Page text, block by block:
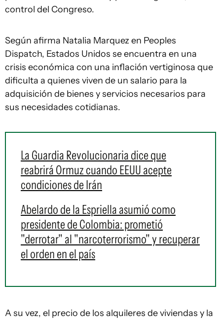
control del Congreso.
Según afirma Natalia Marquez en Peoples
Dispatch, Estados Unidos se encuentra en una
crisis económica con una inflación vertiginosa que
dificulta a quienes viven de un salario para la
adquisición de bienes y servicios necesarios para
sus necesidades cotidianas.
La Guardia Revolucionaria dice que
reabrirá Ormuz cuando EEUU acepte
condiciones de Irán
Abelardo de la Espriella asumió como
presidente de Colombia: prometió
"derrotar" al "narcoterrorismo" y recuperar
el orden en el país
A su vez, el precio de los alquileres de viviendas y la